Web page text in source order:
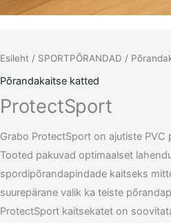
Esileht / SPORTPÕRANDAD /
Põrandakaitse katted
ProtectSport
Grabo ProtectSport on ajutiste
Tooted pakuvad optimaalset
spordipõrandapindade kaitseks
suurepärane valik ka teiste
ProtectSport kaitsekatet on